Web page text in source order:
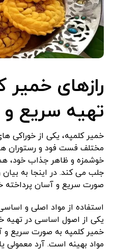
رازهای
تهیه سریع
خمیر کلمپه، یکی از خوراکی
مختلف فست فود و رستوران
خوشمزه و ظاهر جذاب خود،
جلب می کند. در اینجا به بیان
صورت سریع و آسان پرداخته
استفاده از مواد اصلی و
یکی از اصول اساسی در تهیه
خمیر کلمپه به صورت سریع
مواد بهینه است. آرد معمولی